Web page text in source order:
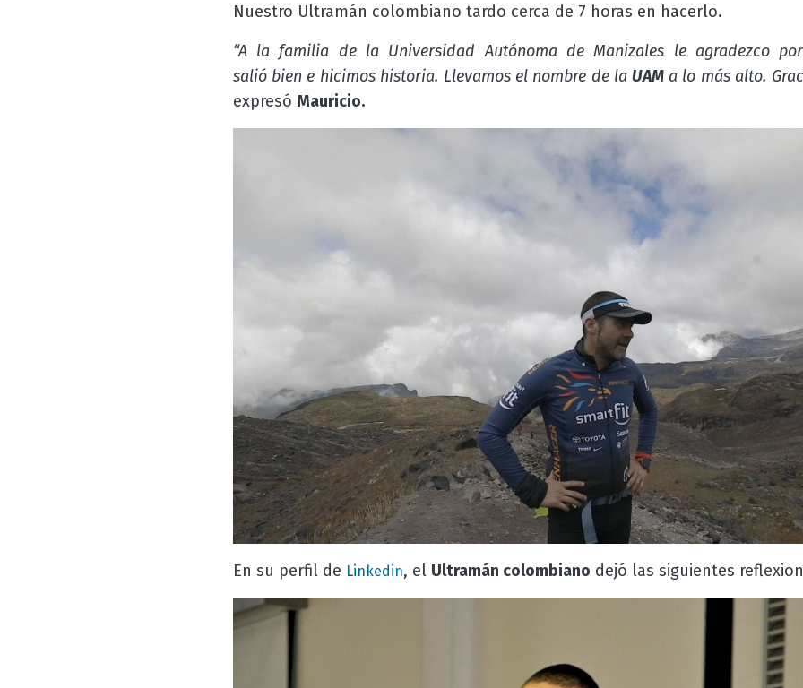
Nuestro Ultramán colombiano tardo cerca de 7 horas en hacerlo.
“A la familia de la Universidad Autónoma de Manizales le agradezco
salió bien e hicimos historia. Llevamos el nombre de la UAMa lo más alto.
expresó Mauricio.
En su perfil de Linkedin, el Ultramán colombiano dejó las siguientes